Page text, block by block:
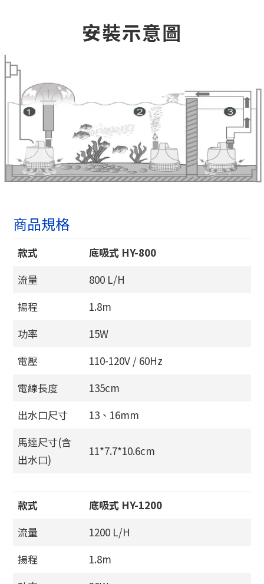
安裝示意圖
商品規格
款式
底吸式 HY-800
流量
800 L/H
揚程
1.8m
功率
15W
電壓
110-120V / 60Hz
電線長度
135cm
出水口尺寸
13、16mm
馬達尺寸(含
出水口)
11*7.7*10.6cm
款式
底吸式 HY-1200
流量
1200 L/H
揚程
1.8m